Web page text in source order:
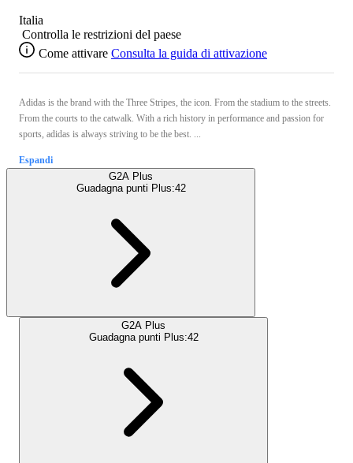
Italia
Controlla le restrizioni del paese
Come attivare Consulta la guida di attivazione
Adidas is the brand with the Three Stripes, the icon. From the stadium to the streets.
From the courts to the catwalk. With a rich history in performance and passion for
sports, adidas is always striving to be the best. ...
Espandi
G2A Plus
Guadagna punti Plus:42
G2A Plus
Guadagna punti Plus:42